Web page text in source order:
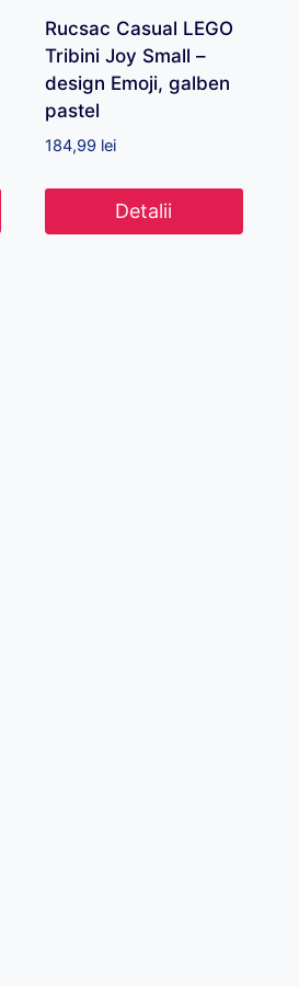
Rucsac Casual LEGO
Tribini Joy Small –
design Emoji, galben
pastel
184,99 lei
Detalii